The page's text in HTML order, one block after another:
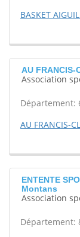
BASKET
AU FRANCIS-
Association
Département:
AU FRANCIS-
ENTENTE
Montans
Association
Département: